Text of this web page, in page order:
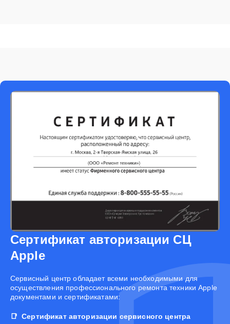
Сертификат авторизации СЦ
Apple
Cервисный центр обладает всеми необходимыми для
осуществления профессионального ремонта техники Apple
документами и сертификатами:
Сертификат авторизации сервисного центра